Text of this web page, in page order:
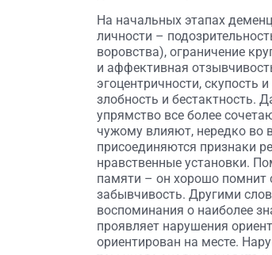
На начальных этапах
личности –
воровства), ограничение
и аффективная
эгоцентричности, скупость
злобность и бестактность.
упрямство все более
чужому влияют, нередко во
присоединяются признаки
нравственные установки.
памяти – он хорошо помнит
забывчивость. Другими
воспоминания о наиболее
проявляет нарушения
ориентирован на месте.